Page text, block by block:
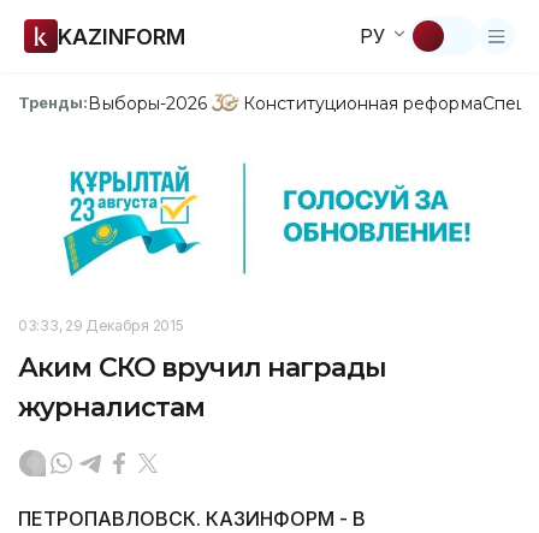
KAZINFORM РУ
Тренды:Выборы-2026 Конституционная реформа
03:33, 29 Декабря 2015
Аким СКО вручил награды
журналистам
ПЕТРОПАВЛОВСК. КАЗИНФОРМ - В